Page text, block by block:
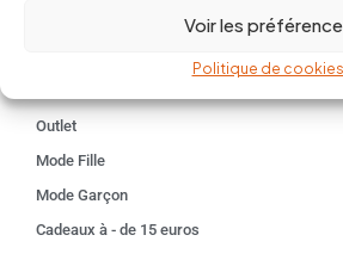
Voir les
Politique de cookies
Outlet
Mode Fille
Mode Garçon
Cadeaux à - de 15 euros